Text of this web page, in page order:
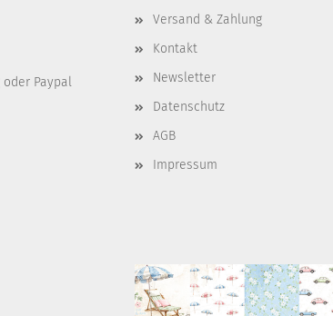
oder Paypal
Versand & Zahlung
Kontakt
Newsletter
Datenschutz
AGB
Impressum